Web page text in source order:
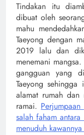
Tindakan itu
dibuat oleh
mahu
Taeyong dengan
2019 lalu dan
menemani
gangguan yang
Taeyong sehingga
alamat rumah dan
ramai.
salah faham antara
menuduh